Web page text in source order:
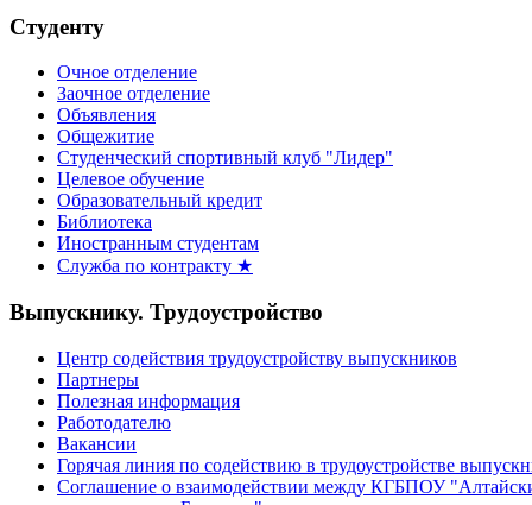
Студенту
Очное отделение
Заочное отделение
Объявления
Общежитие
Студенческий спортивный клуб "Лидер"
Целевое обучение
Образовательный кредит
Библиотека
Иностранным студентам
Служба по контракту ★
Выпускнику. Трудоустройство
Центр содействия трудоустройству выпускников
Партнеры
Полезная информация
Работодателю
Вакансии
Горячая линия по содействию в трудоустройстве
Соглашение о взаимодействии между КГБПОУ